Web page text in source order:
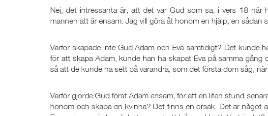
Nej, det intressanta är, att det var Gud som sa, i vers 18
mannen att är ensam. Jag vill göra åt honom en hjälp, en sådan
Varför skapade inte Gud Adam och Eva samtidigt? Det kunde
för att skapa Adam, kunde han ha skapat Eva på samma
så att de kunde ha sett på varandra, som det första dom såg,
Varför gjorde Gud först Adam ensam, för att en liten stund
honom och skapa en kvinna? Det finns en orsak. Det är något